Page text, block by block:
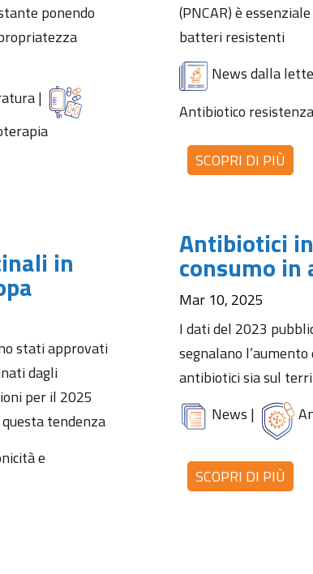
ponendo
|
in
stati approvati
dagli
per il 2025
tendenza
e
(PNCAR) è
batteri resistenti
News dalla
Antibiotico resistenza
SCOPRI DI PIÙ
Antibiotici
consumo in
Mar 10, 2025
I dati del 2023
segnalano
antibiotici sia sul
News |
SCOPRI DI PIÙ